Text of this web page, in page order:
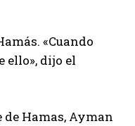
«Cuando
ello», dijo el
de Hamas, Ayman